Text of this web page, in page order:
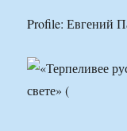
Profile: Евгений